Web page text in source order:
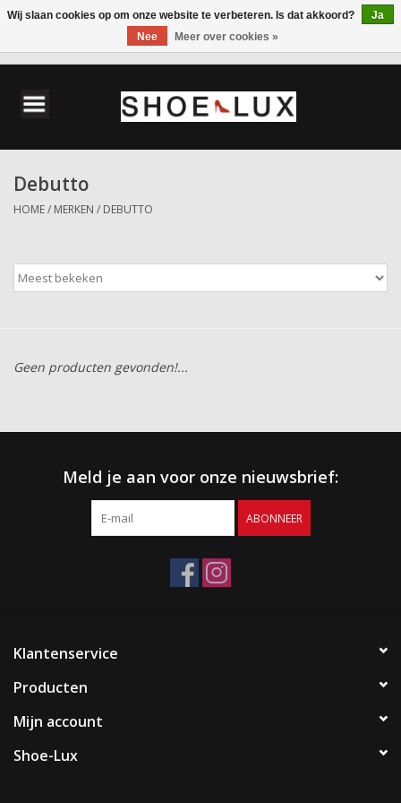
Herenschoenen
Wandelschoenen
Debutto
HOME/ MERKEN / DEBUTTO
Geen producten gevonden!...
Meld je aan voor onze nieuwsbrief:
ABONNEER
Klantenservice
Producten
Mijn account
Shoe-Lux
Wij slaan cookies op om onze website te verbeteren. Is dat akkoord?
Ja
Nee
Meer over cookies »